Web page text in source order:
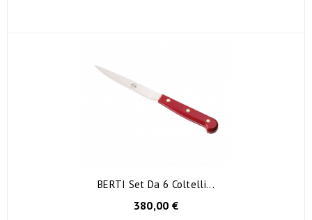
BERTI Set Da 6 Coltelli...
380,00 €